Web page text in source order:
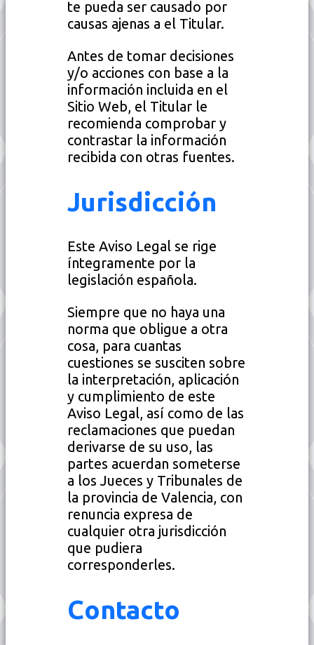
te pueda ser causado por
causas ajenas a el Titular.
Antes de tomar decisiones
y/o acciones con base a la
información incluida en el
Sitio Web, el Titular le
recomienda comprobar y
contrastar la información
recibida con otras fuentes.
Jurisdicción
Este Aviso Legal se rige
íntegramente por la
legislación española.
Siempre que no haya una
norma que obligue a otra
cosa, para cuantas
cuestiones se susciten sobre
la interpretación, aplicación
y cumplimiento de este
Aviso Legal, así como de las
reclamaciones que puedan
derivarse de su uso, las
partes acuerdan someterse
a los Jueces y Tribunales de
la provincia de Valencia, con
renuncia expresa de
cualquier otra jurisdicción
que pudiera
corresponderles.
Contacto